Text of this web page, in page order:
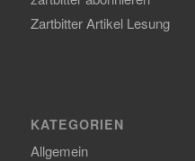
Zartbitter Artikel Lesung
KATEGORIEN
Allgemein